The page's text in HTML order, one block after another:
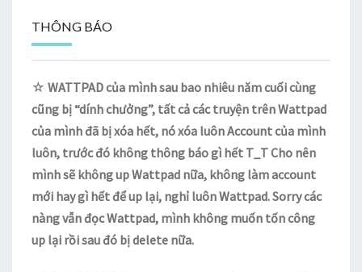
THÔNG BÁO
☆ WATTPAD của mình sau bao nhiêu năm cuối cùng
cũng bị “dính chưởng”, tất cả các truyện trên Wattpad
của mình đã bị xóa hết, nó xóa luôn Account của mình
luôn, trước đó không thông báo gì hết T_T Cho nên
mình sẽ không up Wattpad nữa, không làm account
mới hay gì hết để up lại, nghỉ luôn Wattpad. Sorry các
nàng vẫn đọc Wattpad, mình không muốn tốn công
up lại rồi sau đó bị delete nữa.